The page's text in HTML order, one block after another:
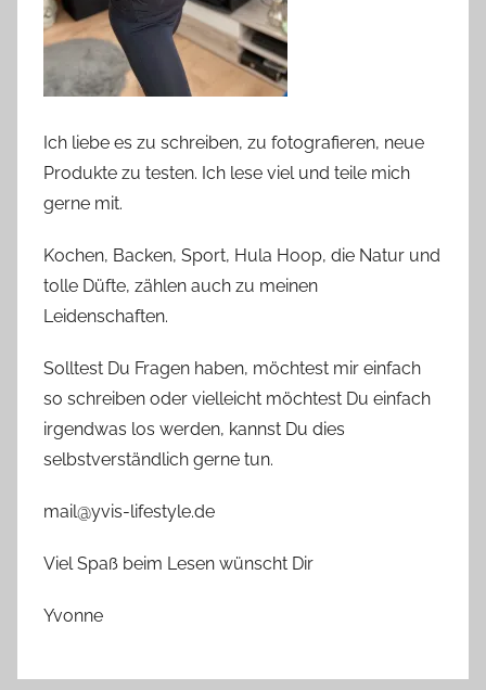
Ich liebe es zu schreiben, zu fotografieren, neue
Produkte zu testen. Ich lese viel und teile mich
gerne mit.
Kochen, Backen, Sport, Hula Hoop, die Natur und
tolle Düfte, zählen auch zu meinen
Leidenschaften.
Solltest Du Fragen haben, möchtest mir einfach
so schreiben oder vielleicht möchtest Du einfach
irgendwas los werden, kannst Du dies
selbstverständlich gerne tun.
mail@yvis-lifestyle.de
Viel Spaß beim Lesen wünscht Dir
Yvonne